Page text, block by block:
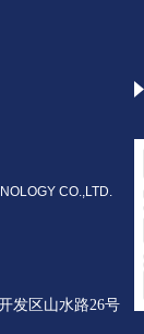
CO.,LTD.
发区山水路26号